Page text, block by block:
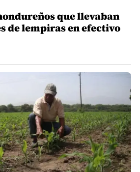
que llevaban
de lempiras en efectivo